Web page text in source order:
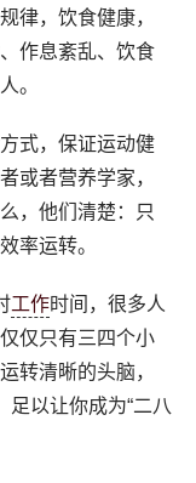
律，饮食健康，
作息紊乱、饮食
。
式，保证运动健
或者营养学家，
，他们清楚：只
率运转。
工作时间，很多人
仅只有三四个小
转清晰的头脑，
以让你成为“二八